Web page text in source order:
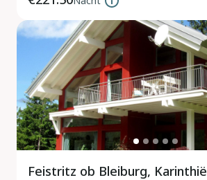
Feistritz ob Bleiburg, Karinthië